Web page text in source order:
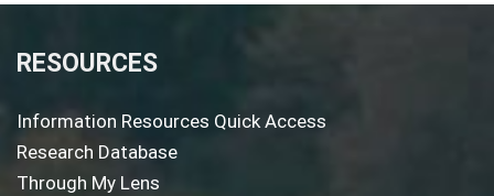
RESOURCES
Information Resources Quick Access
Research Database
Through My Lens